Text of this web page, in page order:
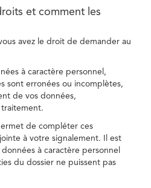
et comment les
avez le droit de demander au
à caractère personnel,
sont erronées ou incomplètes,
de vos données,
de compléter ces
à votre signalement. Il est
à caractère personnel
du dossier ne puissent pas